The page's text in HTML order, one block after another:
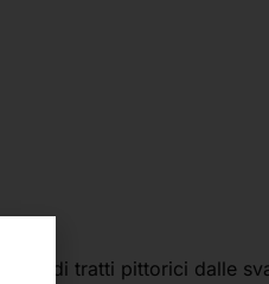
di tratti pittorici dalle